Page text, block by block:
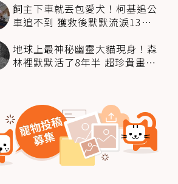
飼主下車就丟包愛犬！柯基追公
車追不到 獲救後默默流淚13萬
地球上最神秘幽靈大貓現身！森
林裡默默活了8年半 超珍貴畫面